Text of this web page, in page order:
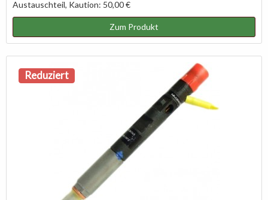
Austauschteil, Kaution: 50,00 €
Zum Produkt
Reduziert